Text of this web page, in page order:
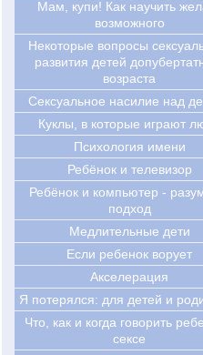
Мам, купи! Как научить
возможного
Некоторые вопросы
развития детей
возраста
Сексуальное насилие над
Куклы, в которые играют
Психология имени
Ребёнок и телевизор
Ребёнок и компьютер -
подход
Медлительные дети
Если ребенок ворует
Акселерация
Я потерялся: для детей и
Что, как и когда говорить
сексе